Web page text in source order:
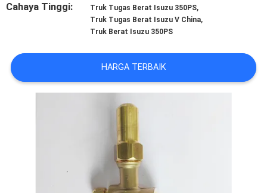
HUBUNGI
BERITA
SITEMAP
Cahaya Tinggi: Truk Tugas Berat Isuzu 350PS,
Truk Tugas Berat Isuzu V China,
Truk Berat Isuzu 350PS
HARGA TERBAIK